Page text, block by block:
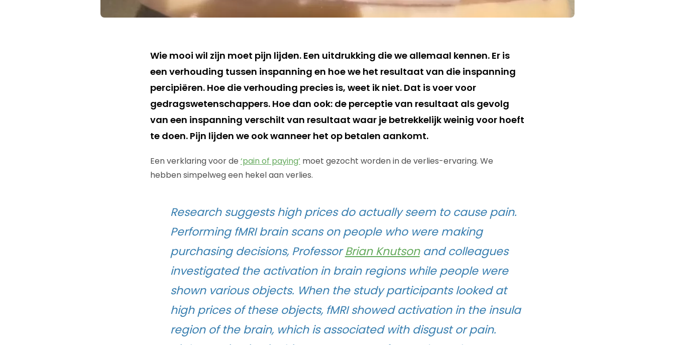
Wie mooi wil zijn moet pijn lijden. Een uitdrukking die we allemaal kennen. Er is
een verhouding tussen inspanning en hoe we het resultaat van die inspanning
percipiëren. Hoe die verhouding precies is, weet ik niet. Dat is voer voor
gedragswetenschappers. Hoe dan ook: de perceptie van resultaat als gevolg
van een inspanning verschilt van resultaat waar je betrekkelijk weinig voor hoeft
te doen. Pijn lijden we ook wanneer het op betalen aankomt.
Een verklaring voor de ‘pain of paying’ moet gezocht worden in de verlies-ervaring. We
hebben simpelweg een hekel aan verlies.
Research suggests high prices do actually seem to cause pain.
Performing fMRI brain scans on people who were making
purchasing decisions, ProfessorBrian Knutsonand colleagues
investigated the activation in brain regions while people were
shown various objects. When the study participants looked at
high prices of these objects, fMRI showed activation in the insula
region of the brain, which is associated with disgust or pain.